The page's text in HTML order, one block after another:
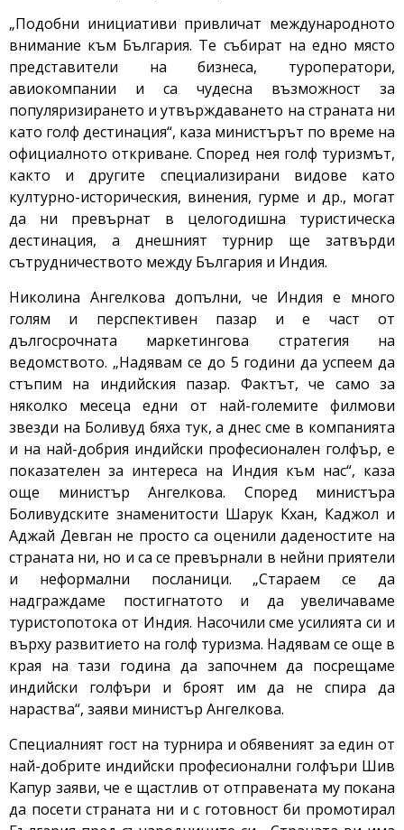
„Подобни инициативи привличат международното
внимание към България. Те събират на едно място
представители на бизнеса, туроператори,
авиокомпании и са чудесна възможност за
популяризирането и утвърждаването на страната ни
като голф дестинация“, каза министърът по време на
официалното откриване. Според нея голф туризмът,
както и другите специализирани видове като
културно-историческия, винения, гурме и др., могат
да ни превърнат в целогодишна туристическа
дестинация, а днешният турнир ще затвърди
сътрудничеството между България и Индия.
Николина Ангелкова допълни, че Индия е много
голям и перспективен пазар и е част от
дългосрочната маркетингова стратегия на
ведомството. „Надявам се до 5 години да успеем да
стъпим на индийския пазар. Фактът, че само за
няколко месеца едни от най-големите филмови
звезди на Боливуд бяха тук, а днес сме в компанията
и на най-добрия индийски професионален голфър, е
показателен за интереса на Индия към нас“, каза
още министър Ангелкова. Според министъра
Боливудските знаменитости Шарук Кхан, Каджол и
Аджай Девган не просто са оценили даденостите на
страната ни, но и са се превърнали в нейни приятели
и неформални посланици. „Стараем се да
надграждаме постигнатото и да увеличаваме
туристопотока от Индия. Насочили сме усилията си и
върху развитието на голф туризма. Надявам се още в
края на тази година да започнем да посрещаме
индийски голфъри и броят им да не спира да
нараства“, заяви министър Ангелкова.
Специалният гост на турнира и обявеният за един от
най-добрите индийски професионални голфъри Шив
Капур заяви, че е щастлив от отправената му покана
да посети страната ни и с готовност би промотирал